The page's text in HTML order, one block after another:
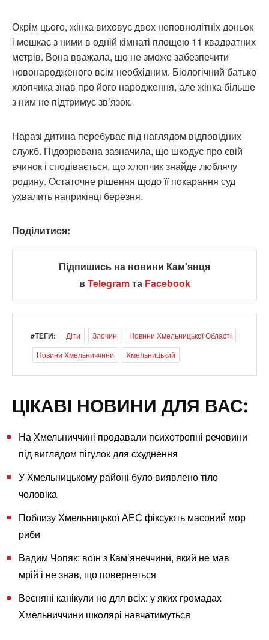
Окрім цього, жінка виховує двох неповнолітніх доньок
і мешкає з ними в одній кімнаті площею 11 квадратних
метрів. Вона вважала, що не зможе забезпечити
новонародженого всім необхідним. Біологічний батько
хлопчика знав про його народження, але жінка більше
з ним не підтримує зв’язок.
Наразі дитина перебуває під наглядом відповідних
служб. Підозрювана зазначила, що шкодує про свій
вчинок і сподівається, що хлопчик знайде люблячу
родину. Остаточне рішення щодо її покарання суд
ухвалить наприкінці березня.
Поділитися:
Підпишись на новини Кам'янця
вTelegramта Facebook
#ТЕГИ: Діти Злочин
Новини Хмельницької Області
Новини Хмельниччини
Хмельницький
ЦІКАВІ НОВИНИ ДЛЯ ВАС:
На Хмельниччині продавали психотропні речовини
під виглядом пігулок для схуднення
У Хмельницькому районі було виявлено тіло
чоловіка
Поблизу Хмельницької АЕС фіксують масовий мор
риби
Вадим Чопяк: воїн з Кам’янеччини, який не мав
мрій і не знав, що повернеться
Весняні канікули не для всіх: у яких громадах
Хмельниччини школярі навчатимуться